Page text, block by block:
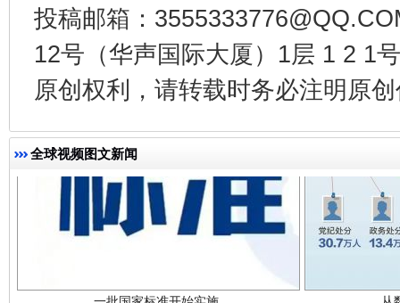
投稿邮箱：
12号（华声国际大厦）1层 1 2 1
原创权利，请转载时务必注明原
全球视频图文新闻
一批国家标准开始实施 从